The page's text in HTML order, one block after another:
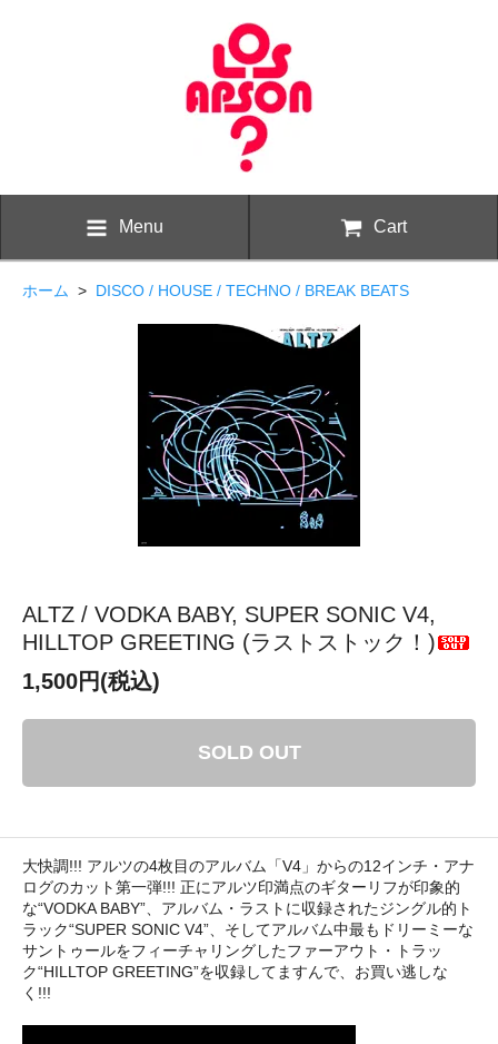
Menu Cart
ホーム > DISCO / HOUSE / TECHNO / BREAK BEATS
ALTZ / VODKA BABY, SUPER SONIC V4,
HILLTOP GREETING (ラストストック！)
1,500円(税込)
SOLD OUT
大快調!!! アルツの4枚目のアルバム「V4」からの12インチ・アナ
ログのカット第一弾!!! 正にアルツ印満点のギターリフが印象的
な“VODKA BABY”、アルバム・ラストに収録されたジングル的ト
ラック“SUPER SONIC V4”、そしてアルバム中最もドリーミーな
サントゥールをフィーチャリングしたファーアウト・トラッ
ク“HILLTOP GREETING”を収録してますんで、お買い逃しな
く!!!